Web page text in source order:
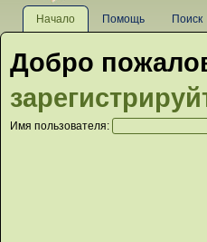
Начало Помощь Поиск
Добро
Имя пользователя: